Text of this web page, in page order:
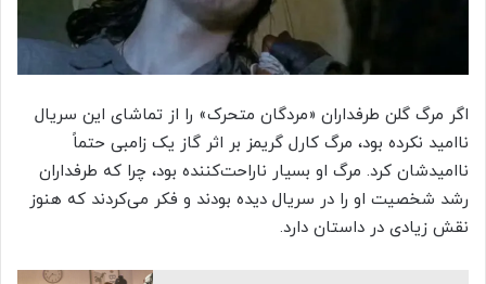
اگر مرگ گلن طرفداران «مردگان متحرک» را از تماشای این سریال
ناامید نکرده بود، مرگ کارل گریمز بر اثر گاز یک زامبی حتماً
ناامیدشان کرد. مرگ او بسیار ناراحت‌کننده بود، چرا که طرفداران
رشد شخصیت او را در سریال دیده بودند و فکر می‌کردند که هنوز
نقش زیادی در داستان دارد.